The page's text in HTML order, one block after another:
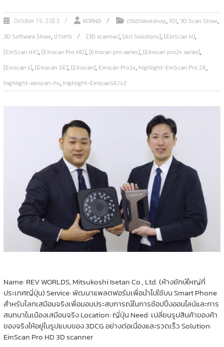
October 19, 2023 KORND (Old)Workshop,101,3D Scan Show,
3D Software Show,ข่าวสาร [3D scanner],[Art Solutions],[EinScan H],
[EinScan HX],[Einscan Pro HD],[Einscan pro series],[Einscan pro2x series],
[Einscan s],[Einscan SE],[Einscan], Einscan Pro2x, highlight-EinScan Pro 2X,
highlight-einscan-hx, highlight-EinscanSE/v2
Name: REV WORLDS, Mitsukoshi Isetan Co., Ltd. (ห้างยักษ์ใหญ่ที่
ประเทศญี่ปุ่น) Service: พัฒนาแพลตฟอร์มเพื่อนำไปใช้บน Smart Phone
สำหรับโลกเสมือนจริงเพื่อมอบประสบการณ์ในการช้อปปิ้งออนไลน์และการ
สนทนาในเมืองเสมือนจริง Location: ญี่ปุ่น Need: เปลี่ยนรูปสินค้าของค้า
ของจริงให้อยู่ในรูปแบบของ 3DCG อย่างต่อเนื่องและรวดเร็ว Solution:
EinScan Pro HD 3D scanner